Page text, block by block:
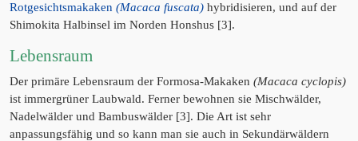
Rotgesichtsmakaken (Macaca fuscata) hybridisieren, und auf der
Shimokita Halbinsel im Norden Honshus [3].
Lebensraum
Der primäre Lebensraum der Formosa-Makaken (Macaca cyclopis)
ist immergrüner Laubwald. Ferner bewohnen sie Mischwälder,
Nadelwälder und Bambuswälder [3]. Die Art ist sehr
anpassungsfähig und so kann man sie auch in Sekundärwäldern